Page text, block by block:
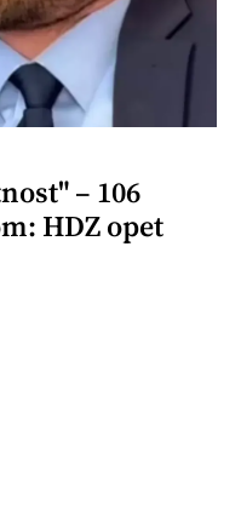
– 106
HDZ opet